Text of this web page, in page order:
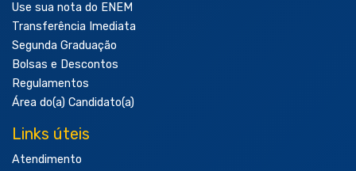
Use sua nota do ENEM
Transferência Imediata
Segunda Graduação
Bolsas e Descontos
Regulamentos
Área do(a) Candidato(a)
Links úteis
Atendimento